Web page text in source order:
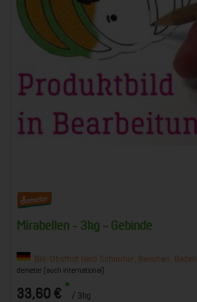
Mirabellen - 3kg - Gebinde
Bio-Obsthof Gerd Schindler, Renchen, Baden
demeter (auch international)
33,60 € * / 3kg